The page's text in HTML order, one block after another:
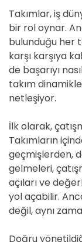
Takımlar, iş
bir rol oynar.
bulunduğu her
karşı karşıya
de başarıyı
takım
netleşiyor.
İlk olarak,
Takımların
geçmişlerden,
gelmeleri,
açıları ve
yol açabilir.
değil, aynı
Doğru